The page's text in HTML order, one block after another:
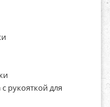
рукояткой для